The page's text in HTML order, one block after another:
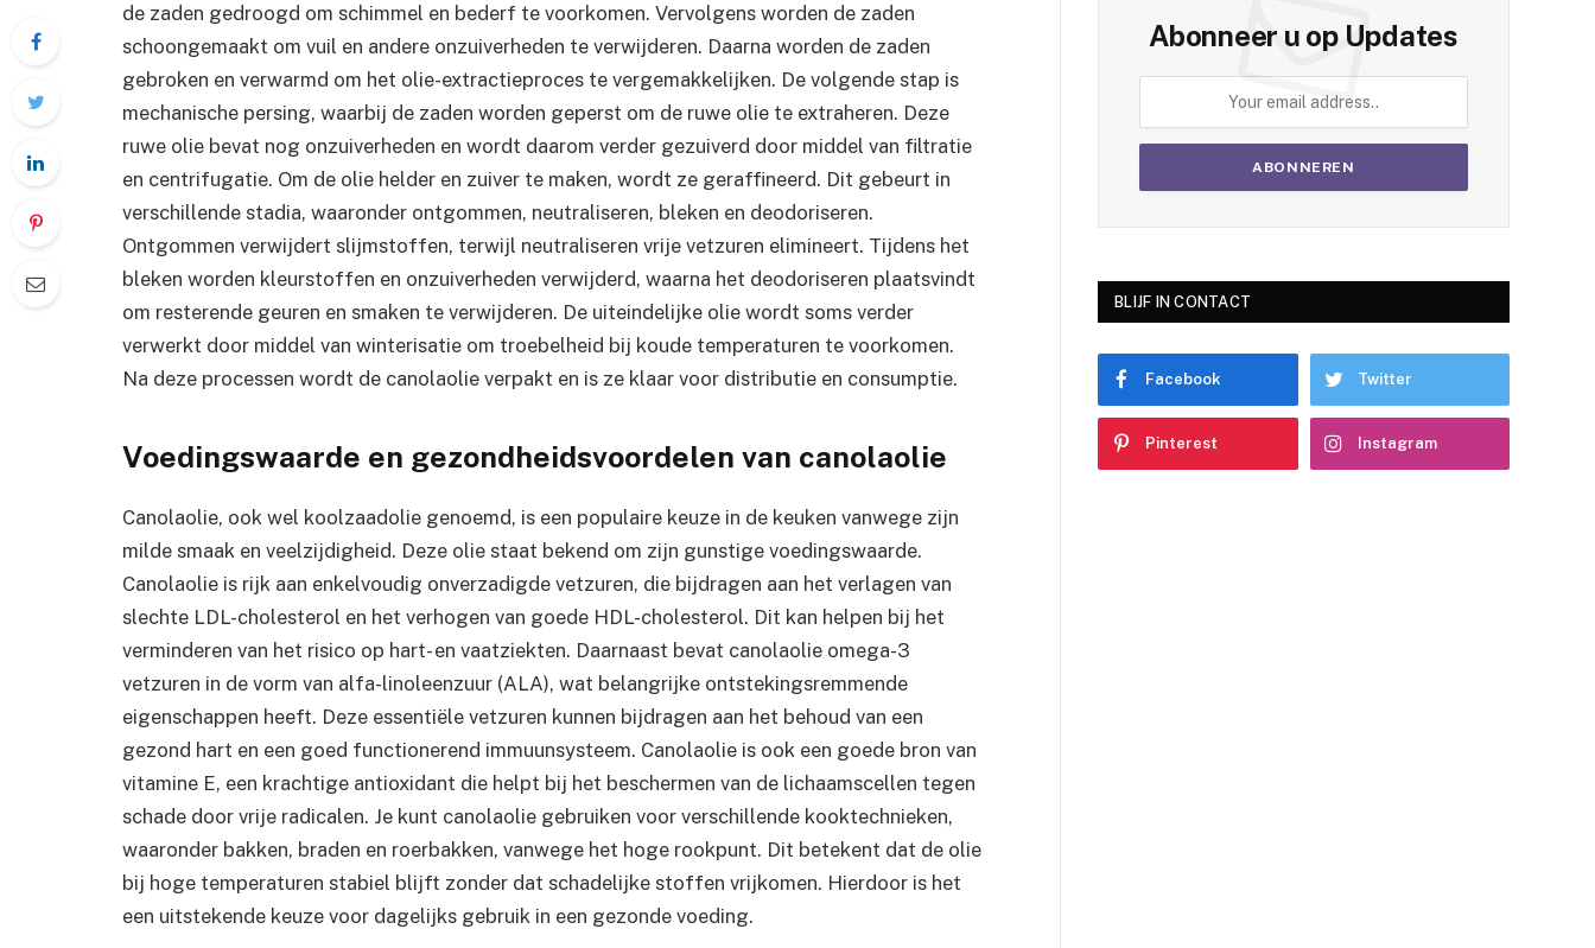
de zaden gedroogd om schimmel en bederf te voorkomen. Vervolgens worden de zaden
schoongemaakt om vuil en andere onzuiverheden te verwijderen. Daarna worden de zaden
gebroken en verwarmd om het olie-extractieproces te vergemakkelijken. De volgende stap is
mechanische persing, waarbij de zaden worden geperst om de ruwe olie te extraheren. Deze
ruwe olie bevat nog onzuiverheden en wordt daarom verder gezuiverd door middel van filtratie
en centrifugatie. Om de olie helder en zuiver te maken, wordt ze geraffineerd. Dit gebeurt in
verschillende stadia, waaronder ontgommen, neutraliseren, bleken en deodoriseren.
Ontgommen verwijdert slijmstoffen, terwijl neutraliseren vrije vetzuren elimineert. Tijdens het
bleken worden kleurstoffen en onzuiverheden verwijderd, waarna het deodoriseren plaatsvindt
om resterende geuren en smaken te verwijderen. De uiteindelijke olie wordt soms verder
verwerkt door middel van winterisatie om troebelheid bij koude temperaturen te voorkomen.
Na deze processen wordt de canolaolie verpakt en is ze klaar voor distributie en consumptie.
Voedingswaarde en gezondheidsvoordelen van canolaolie
Canolaolie, ook wel koolzaadolie genoemd, is een populaire keuze in de keuken vanwege zijn
milde smaak en veelzijdigheid. Deze olie staat bekend om zijn gunstige voedingswaarde.
Canolaolie is rijk aan enkelvoudig onverzadigde vetzuren, die bijdragen aan het verlagen van
slechte LDL-cholesterol en het verhogen van goede HDL-cholesterol. Dit kan helpen bij het
verminderen van het risico op hart- en vaatziekten. Daarnaast bevat canolaolie omega-3
vetzuren in de vorm van alfa-linoleenzuur (ALA), wat belangrijke ontstekingsremmende
eigenschappen heeft. Deze essentiële vetzuren kunnen bijdragen aan het behoud van een
gezond hart en een goed functionerend immuunsysteem. Canolaolie is ook een goede bron van
vitamine E, een krachtige antioxidant die helpt bij het beschermen van de lichaamscellen tegen
schade door vrije radicalen. Je kunt canolaolie gebruiken voor verschillende kooktechnieken,
waaronder bakken, braden en roerbakken, vanwege het hoge rookpunt. Dit betekent dat de olie
bij hoge temperaturen stabiel blijft zonder dat schadelijke stoffen vrijkomen. Hierdoor is het
een uitstekende keuze voor dagelijks gebruik in een gezonde voeding.
Abonneer u op Updates
BLIJF IN CONTACT
Facebook Twitter
Pinterest Instagram